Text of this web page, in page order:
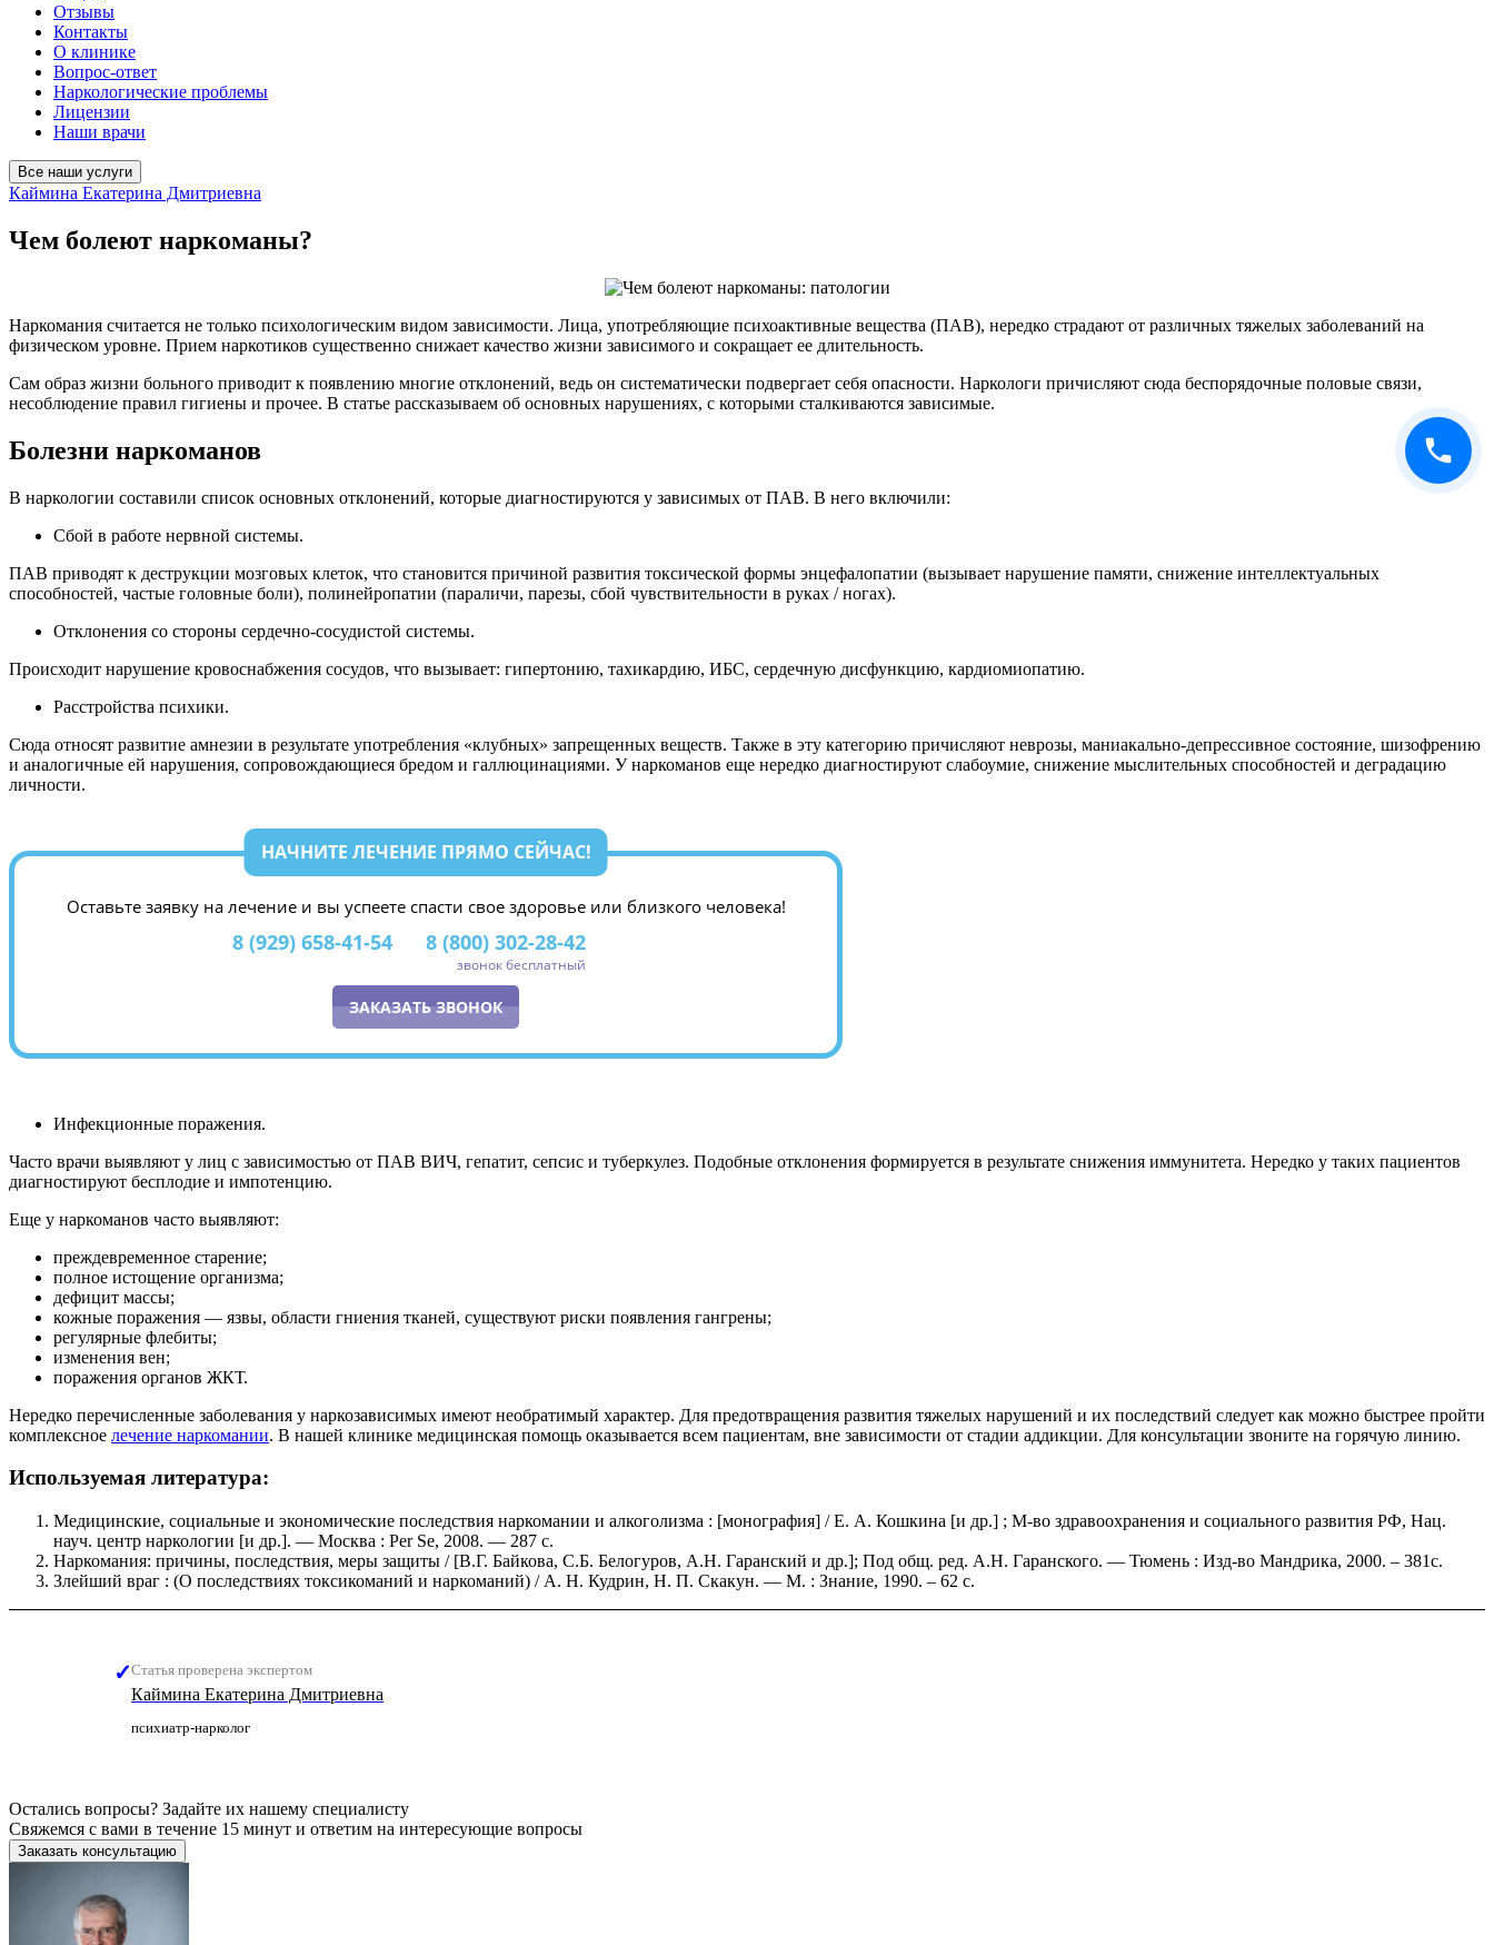
Отзывы
Контакты
О клинике
Вопрос-ответ
Наркологические проблемы
Лицензии
Наши врачи
Все наши услуги
Каймина Екатерина Дмитриевна
Чем болеют наркоманы?
Наркомания считается не только психологическим видом зависимости. Лица, употребляющие психоактивные вещества (ПАВ), нередко страдают от различных тяжелых заболеваний на
физическом уровне. Прием наркотиков существенно снижает качество жизни зависимого и сокращает ее длительность.
Сам образ жизни больного приводит к появлению многие отклонений, ведь он систематически подвергает себя опасности. Наркологи причисляют сюда беспорядочные половые связи,
несоблюдение правил гигиены и прочее. В статье рассказываем об основных нарушениях, с которыми сталкиваются зависимые.
Болезни наркоманов
В наркологии составили список основных отклонений, которые диагностируются у зависимых от ПАВ. В него включили:
Сбой в работе нервной системы.
ПАВ приводят к деструкции мозговых клеток, что становится причиной развития токсической формы энцефалопатии (вызывает нарушение памяти, снижение интеллектуальных
способностей, частые головные боли), полинейропатии (параличи, парезы, сбой чувствительности в руках / ногах).
Отклонения со стороны сердечно-сосудистой системы.
Происходит нарушение кровоснабжения сосудов, что вызывает: гипертонию, тахикардию, ИБС, сердечную дисфункцию, кардиомиопатию.
Расстройства психики.
Сюда относят развитие амнезии в результате употребления «клубных» запрещенных веществ. Также в эту категорию причисляют неврозы, маниакально-депрессивное состояние, шизофрению
и аналогичные ей нарушения, сопровождающиеся бредом и галлюцинациями. У наркоманов еще нередко диагностируют слабоумие, снижение мыслительных способностей и деградацию
личности.
НАЧНИТЕ ЛЕЧЕНИЕ ПРЯМО СЕЙЧАС!
Оставьте заявку на лечение и вы успеете спасти свое здоровье или близкого человека!
8 (929) 658-41-54 8 (800) 302-28-42
звонок бесплатный
ЗАКАЗАТЬ ЗВОНОК
Инфекционные поражения.
Часто врачи выявляют у лиц с зависимостью от ПАВ ВИЧ, гепатит, сепсис и туберкулез. Подобные отклонения формируется в результате снижения иммунитета. Нередко у таких пациентов
диагностируют бесплодие и импотенцию.
Еще у наркоманов часто выявляют:
преждевременное старение;
полное истощение организма;
дефицит массы;
кожные поражения — язвы, области гниения тканей, существуют риски появления гангрены;
регулярные флебиты;
изменения вен;
поражения органов ЖКТ.
Нередко перечисленные заболевания у наркозависимых имеют необратимый характер. Для предотвращения развития тяжелых нарушений и их последствий следует как можно быстрее пройти
комплексное лечение наркомании. В нашей клинике медицинская помощь оказывается всем пациентам, вне зависимости от стадии аддикции. Для консультации звоните на горячую линию.
Используемая литература:
Медицинские, социальные и экономические последствия наркомании и алкоголизма : [монография] / Е. А. Кошкина [и др.] ; М-во здравоохранения и социального развития РФ, Нац.
науч. центр наркологии [и др.]. — Москва : Per Se, 2008. — 287 с.
Наркомания: причины, последствия, меры защиты / [В.Г. Байкова, С.Б. Белогуров, А.Н. Гаранский и др.]; Под общ. ред. А.Н. Гаранского. — Тюмень : Изд-во Мандрика, 2000. – 381с.
Злейший враг : (О последствиях токсикоманий и наркоманий) / А. Н. Кудрин, Н. П. Скакун. — М. : Знание, 1990. – 62 с.
Статья проверена экспертом
Каймина Екатерина Дмитриевна
психиатр-нарколог
Остались вопросы? Задайте их нашему специалисту
Свяжемся с вами в течение 15 минут и ответим на интересующие вопросы
Заказать консультацию